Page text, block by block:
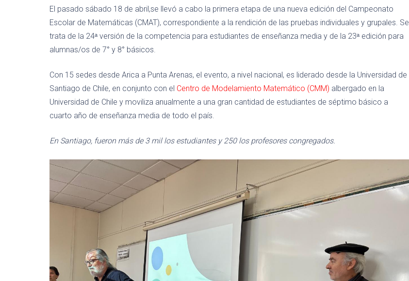
El pasado sábado 18 de abril,se llevó a cabo la primera etapa de una nueva edición del Campeonato
Escolar de Matemáticas (CMAT), correspondiente a la rendición de las pruebas individuales y grupales. Se
trata de la 24ᵃ versión de la competencia para estudiantes de enseñanza media y de la 23ᵃ edición para
alumnas/os de 7° y 8° básicos.
Con 15 sedes desde Arica a Punta Arenas, el evento, a nivel nacional, es liderado desde la Universidad de
Santiago de Chile, en conjunto con el Centro de Modelamiento Matemático (CMM) albergado en la
Universidad de Chile y moviliza anualmente a una gran cantidad de estudiantes de séptimo básico a
cuarto año de enseñanza media de todo el país.
En Santiago, fueron más de 3 mil los estudiantes y 250 los profesores congregados.